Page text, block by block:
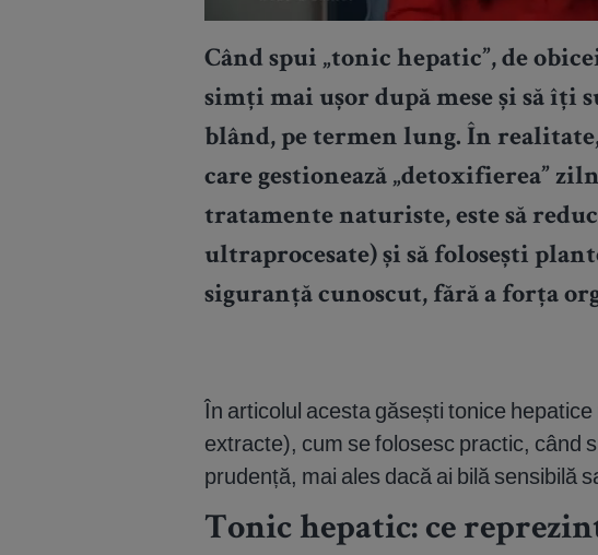
Când spui „tonic hepatic”, de
simți mai ușor după mese și să
blând, pe termen lung. În
care gestionează „detoxifierea”
tratamente naturiste, este să
ultraprocesate) și să folosești
siguranță cunoscut, fără a forța
În articolul acesta găsești tonice
extracte), cum se folosesc practic, când
prudență, mai ales dacă ai bilă sensibilă
Tonic hepatic: ce